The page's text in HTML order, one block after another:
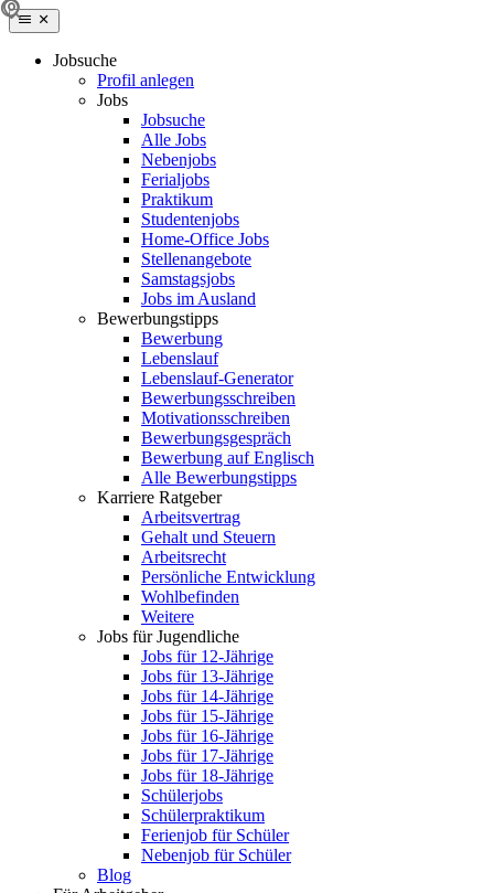
Jobsuche
Profil anlegen
Jobs
Jobsuche
Alle Jobs
Nebenjobs
Ferialjobs
Praktikum
Studentenjobs
Home-Office Jobs
Stellenangebote
Samstagsjobs
Jobs im Ausland
Bewerbungstipps
Bewerbung
Lebenslauf
Lebenslauf-Generator
Bewerbungsschreiben
Motivationsschreiben
Bewerbungsgespräch
Bewerbung auf Englisch
Alle Bewerbungstipps
Karriere Ratgeber
Arbeitsvertrag
Gehalt und Steuern
Arbeitsrecht
Persönliche Entwicklung
Wohlbefinden
Weitere
Jobs für Jugendliche
Jobs für 12-Jährige
Jobs für 13-Jährige
Jobs für 14-Jährige
Jobs für 15-Jährige
Jobs für 16-Jährige
Jobs für 17-Jährige
Jobs für 18-Jährige
Schülerjobs
Schülerpraktikum
Ferienjob für Schüler
Nebenjob für Schüler
Blog